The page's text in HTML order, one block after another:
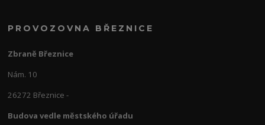
PROVOZOVNA BŘEZNICE
Zbraně Březnice
Nám. 10
26272 Březnice -
Budova vedle městského úřadu